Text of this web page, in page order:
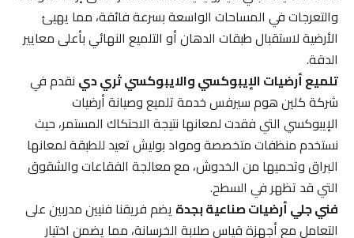
والتعرجات في المساحات الواسعة بسرعة فائقة، مما يهيئ
الأرضية لاستقبال طبقات الدهان أو التلميع النهائي بأعلى معايير
الدقة.
تلميع أرضيات الإيبوكسي والايبوكسي ثري دينقدم في
شركة كلين هوم سيرفس خدمة تلميع وصيانة أرضيات
الإيبوكسي التي فقدت لمعانها نتيجة الاحتكاك المستمر، حيث
نستخدم منظفات متخصصة ومواد بوليش تعيد للطبقة لمعانها
البراق وتحميها من الخدوش، مع معالجة الفقاعات والشقوق
التي قد تظهر في السطح.
فني جلي أرضيات صناعية بجدةيضم فريقنا فنيين مدربين على
التعامل مع أجهزة قياس صلابة الخرسانة، مما يضمن اختيار